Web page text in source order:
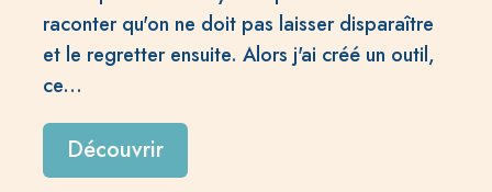
raconter qu'on ne doit pas laisser disparaître
et le regretter ensuite. Alors j'ai créé un outil,
ce...
Découvrir